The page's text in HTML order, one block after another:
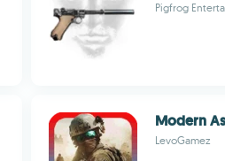
Pigfrog
Modern
LevoGamez